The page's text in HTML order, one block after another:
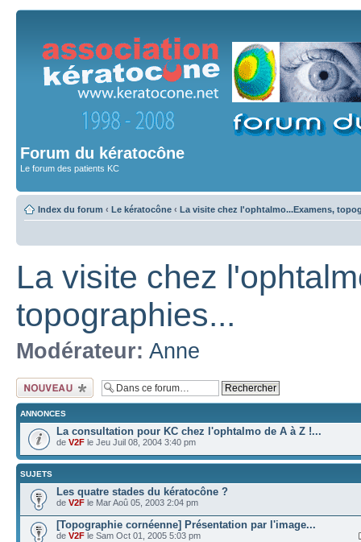
Forum du kératocône
Le forum des patients KC
Index du forum ‹ Le kératocône ‹ La visite chez l'ophtalmo...Examens,
La visite chez
topographies...
Modérateur: Anne
Ecrire un nouveau
sujet
ANNONCES
La consultation pour KC chez l'ophtalmo de A à Z !...
de V2F le Jeu Juil 08, 2004 3:40 pm
SUJETS
Les quatre stades du kératocône ?
de V2F le Mar Aoû 05, 2003 2:04 pm
[Topographie cornéenne] Présentation par l'image...
de V2F le Sam Oct 01, 2005 5:03 pm